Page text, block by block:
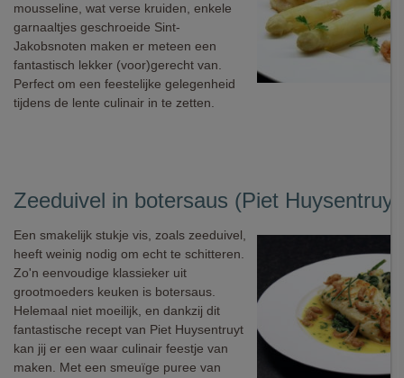
mousseline, wat verse kruiden, enkele
garnaaltjes geschroeide Sint-
Jakobsnoten maken er meteen een
fantastisch lekker (voor)gerecht van.
Perfect om een feestelijke gelegenheid
tijdens de lente culinair in te zetten.
Zeeduivel in botersaus (Piet
Een smakelijk stukje vis, zoals zeeduivel,
heeft weinig nodig om echt te schitteren.
Zo'n eenvoudige klassieker uit
grootmoeders keuken is botersaus.
Helemaal niet moeilijk, en dankzij dit
fantastische recept van Piet Huysentruyt
kan jij er een waar culinair feestje van
maken. Met een smeuïge puree van